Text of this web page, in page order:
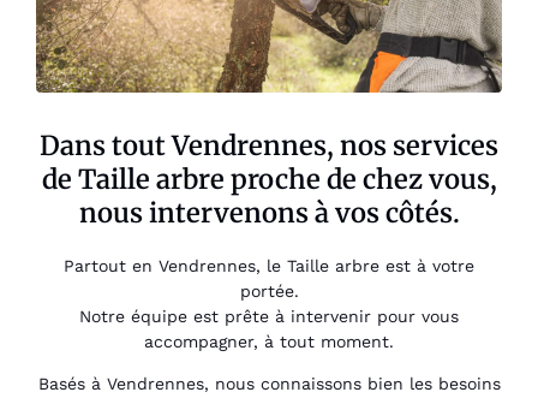
Dans tout Vendrennes, nos services
de Taille arbre proche de chez vous,
nous intervenons à vos côtés.
Partout en Vendrennes, le Taille arbre est à votre
portée.
Notre équipe est prête à intervenir pour vous
accompagner, à tout moment.
Basés à Vendrennes, nous connaissons bien les besoins